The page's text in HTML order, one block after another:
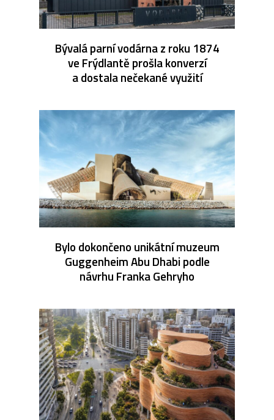
Bývalá parní vodárna z roku 1874
ve Frýdlantě prošla konverzí
a dostala nečekané využití
Bylo dokončeno unikátní muzeum
Guggenheim Abu Dhabi podle
návrhu Franka Gehryho